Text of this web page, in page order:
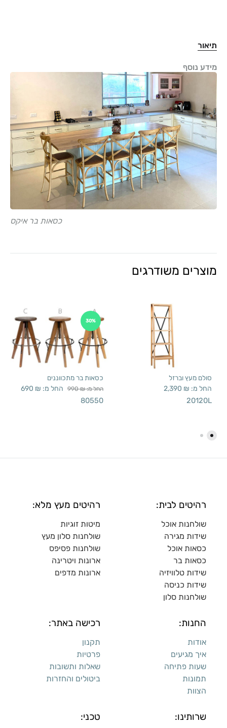
תיאור
מידע נוסף
כסאות בר איקס
מוצרים משודרגים
סולם מעץ וברזל
החל מ: 2,390 ₪
20120L
30%
כסאות בר מתכווננים
החל מ: 990₪ החל מ: 690 ₪
80550
רהיטים לבית:
שולחנות אוכל
שידות מגירה
כסאות אוכל
כסאות בר
שידות טלוויזיה
שידות כניסה
שולחנות סלון
רהיטים מעץ מלא:
מיטות זוגיות
שולחנות סלון מעץ
שולחנות פסיפס
ארונות ויטרינה
ארונות מדפים
החנות:
אודות
איך מגיעים
שעות פתיחה
תמונות
הצוות
רכישה באתר:
תקנון
פרטיות
שאלות ותשובות
ביטולים והחזרות
שרותינו: טכני: